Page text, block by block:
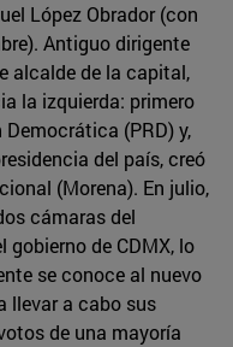
López Obrador (con
Antiguo dirigente
alcalde de la capital,
la izquierda: primero
(PRD) y,
del país, creó
(Morena). En julio,
cámaras del
de CDMX, lo
se conoce al nuevo
llevar a cabo sus
de una mayoría